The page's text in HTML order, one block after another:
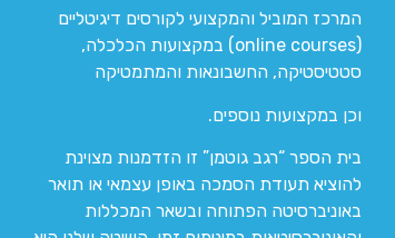
המרכז המוביל והמקצועי לקורסים דיגיטליים
(online courses) במקצועות הכלכלה,
סטטיסטיקה, החשבונאות והמתמטיקה
וכן במקצועות נוספים.
בית הספר “רגב גוטמן” זו הזדמנות מצוינת
להוציא תעודת הסמכה באופן עצמאי או תואר
באוניברסיטה הפתוחה ובשאר המכללות